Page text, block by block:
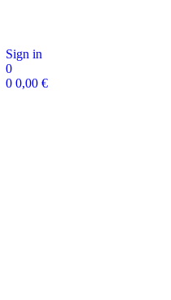
Sign in
0
0 0,00€